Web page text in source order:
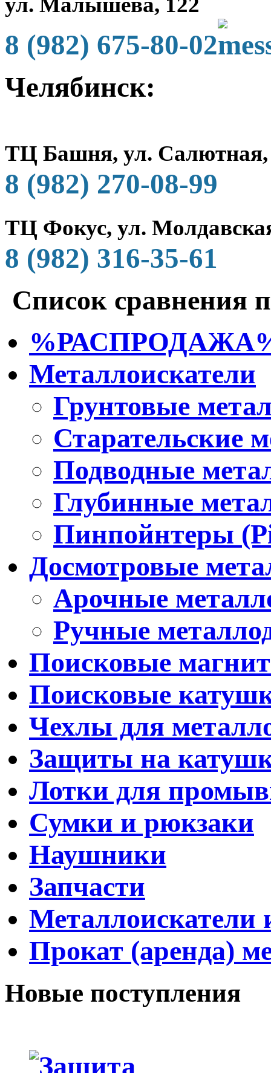
8 (982) 675-80-02
Челябинск:
ТЦ Башня, ул. Салютная,
8 (982) 270-08-99
ТЦ Фокус, ул.
8 (982) 316-35-61
Список сравнения
Металлоискатели
Грунтовые
Старательские
Подводные
Глубинные
Пинпойнтеры
Досмотровые
Арочные
Ручные
Поисковые
Поисковые
Чехлы для
Защиты на
Лотки для
Сумки и рюкзаки
Наушники
Запчасти
Металлоискатели
Прокат (аренда)
Новые поступления